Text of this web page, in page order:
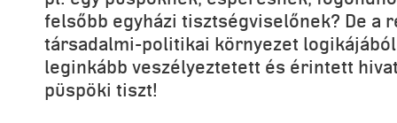
felsőbb egyházi tisztségviselőnek? De a
társadalmi-politikai környezet
leginkább veszélyeztetett és érintett
püspöki tiszt!